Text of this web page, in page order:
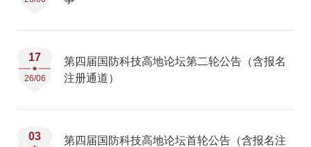
17
26/06
第四届国防科技高地论坛第二轮公告（含报名
注册通道）
03
第四届国防科技高地论坛首轮公告（含报名注